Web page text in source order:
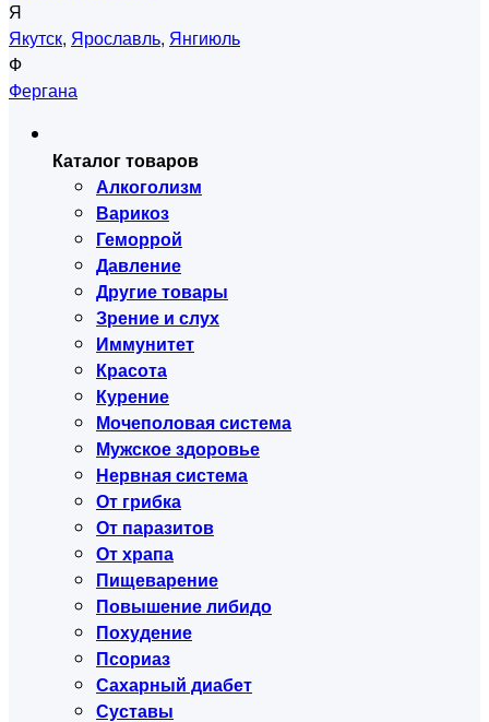
Я
Якутск, Ярославль, Янгиюль
Ф
Фергана
Каталог товаров
Алкоголизм
Варикоз
Геморрой
Давление
Другие товары
Зрение и слух
Иммунитет
Красота
Курение
Мочеполовая система
Мужское здоровье
Нервная система
От грибка
От паразитов
От храпа
Пищеварение
Повышение либидо
Похудение
Псориаз
Сахарный диабет
Суставы